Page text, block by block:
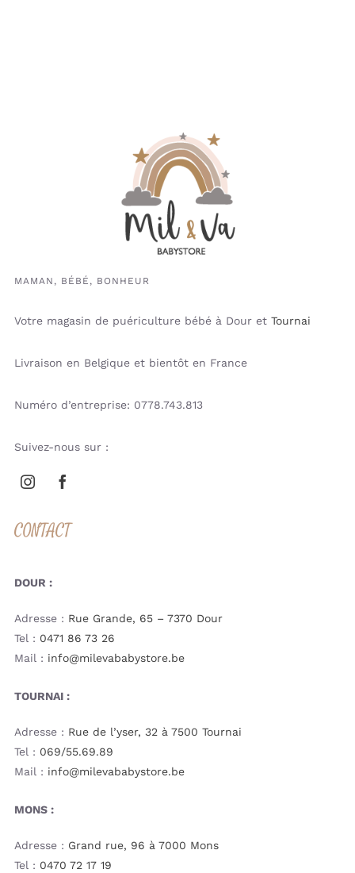
MAMAN, BÉBÉ, BONHEUR
Votre magasin de puériculture bébé à Dour et Tournai
Livraison en Belgique et bientôt en France
Numéro d’entreprise: 0778.743.813
Suivez-nous sur :
CONTACT
DOUR :
Adresse : Rue Grande, 65 – 7370 Dour
Tel : 0471 86 73 26
Mail : info@milevababystore.be
TOURNAI :
Adresse : Rue de l’yser, 32 à 7500 Tournai
Tel : 069/55.69.89
Mail : info@milevababystore.be
MONS :
Adresse : Grand rue, 96 à 7000 Mons
Tel : 0470 72 17 19